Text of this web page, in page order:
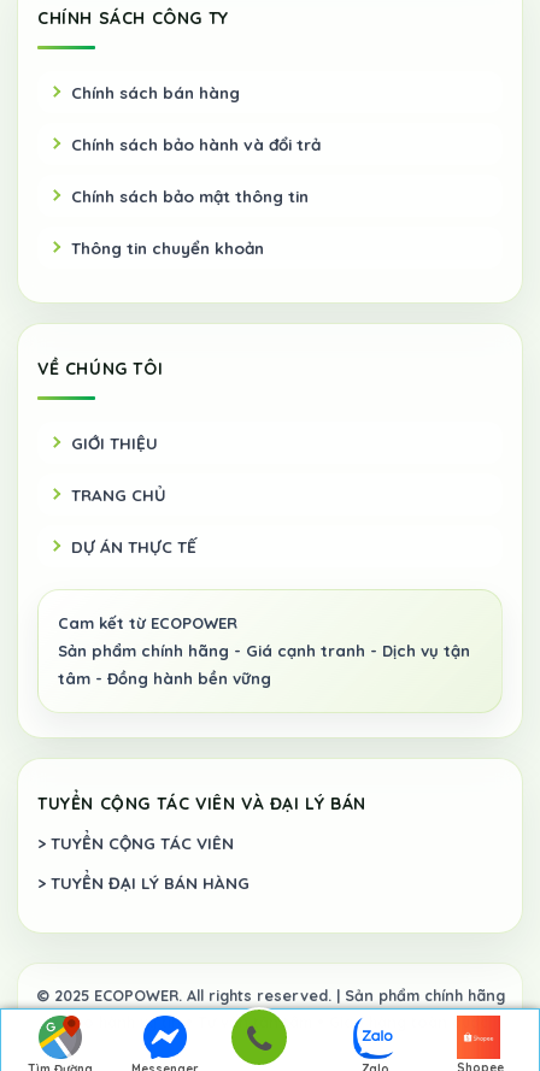
CHÍNH SÁCH CÔNG TY
Chính sách bán hàng
Chính sách bảo hành và đổi trả
Chính sách bảo mật thông tin
Thông tin chuyển khoản
VỀ CHÚNG TÔI
GIỚI THIỆU
TRANG CHỦ
DỰ ÁN THỰC TẾ
TUYỂN CỘNG TÁC VIÊN VÀ ĐẠI LÝ BÁN
> TUYỂN CỘNG TÁC VIÊN
> TUYỂN ĐẠI LÝ BÁN HÀNG